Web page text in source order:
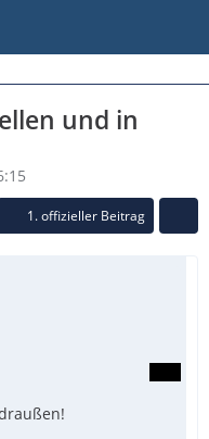
und in
1. offizieller Beitrag